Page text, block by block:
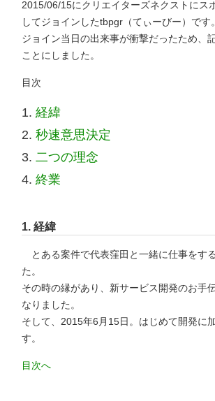
2015/06/15にクリエイターズネクストにス
してジョインしたtbpgr（てぃーびー）です。
ジョイン当日の出来事が衝撃だったため、
ことにしました。
目次
経緯
秒速意思決定
二つの理念
終業
1.経緯
とある案件で代表窪田と一緒に仕事をす
た。
その時の縁があり、新サービス開発のお手
なりました。
そして、2015年6月15日。はじめて開発に
す。
目次へ